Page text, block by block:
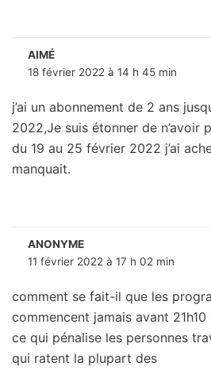
AIMÉ
18 février 2022 à 14 h 45 min
j’ai un abonnement de 2 ans
2022,Je suis étonner de n’avoir
du 19 au 25 février 2022 j’ai
manquait.
ANONYME
11 février 2022 à 17 h 02 min
comment se fait-il que les
commencent jamais avant 21h10
ce qui pénalise les personnes
qui ratent la plupart des